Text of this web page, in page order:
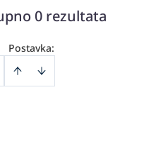
0 rezultata
Postavka: